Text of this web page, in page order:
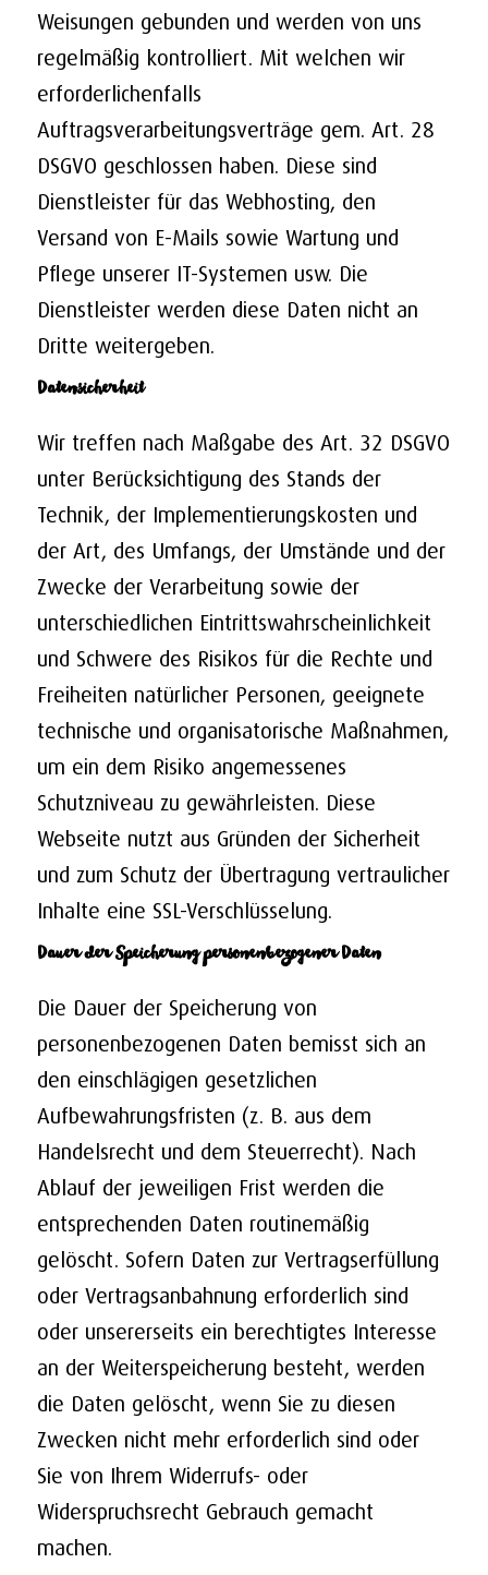
Weisungen gebunden und werden von uns
regelmäßig kontrolliert. Mit welchen wir
erforderlichenfalls
Auftragsverarbeitungsverträge gem. Art. 28
DSGVO geschlossen haben. Diese sind
Dienstleister für das Webhosting, den
Versand von E-Mails sowie Wartung und
Pflege unserer IT-Systemen usw. Die
Dienstleister werden diese Daten nicht an
Dritte weitergeben.
Datensicherheit
Wir treffen nach Maßgabe des Art. 32 DSGVO
unter Berücksichtigung des Stands der
Technik, der Implementierungskosten und
der Art, des Umfangs, der Umstände und der
Zwecke der Verarbeitung sowie der
unterschiedlichen Eintrittswahrscheinlichkeit
und Schwere des Risikos für die Rechte und
Freiheiten natürlicher Personen, geeignete
technische und organisatorische Maßnahmen,
um ein dem Risiko angemessenes
Schutzniveau zu gewährleisten. Diese
Webseite nutzt aus Gründen der Sicherheit
und zum Schutz der Übertragung vertraulicher
Inhalte eine SSL-Verschlüsselung.
Dauer der Speicherung personenbezogener Daten
Die Dauer der Speicherung von
personenbezogenen Daten bemisst sich an
den einschlägigen gesetzlichen
Aufbewahrungsfristen (z. B. aus dem
Handelsrecht und dem Steuerrecht). Nach
Ablauf der jeweiligen Frist werden die
entsprechenden Daten routinemäßig
gelöscht. Sofern Daten zur Vertragserfüllung
oder Vertragsanbahnung erforderlich sind
oder unsererseits ein berechtigtes Interesse
an der Weiterspeicherung besteht, werden
die Daten gelöscht, wenn Sie zu diesen
Zwecken nicht mehr erforderlich sind oder
Sie von Ihrem Widerrufs- oder
Widerspruchsrecht Gebrauch gemacht
machen.